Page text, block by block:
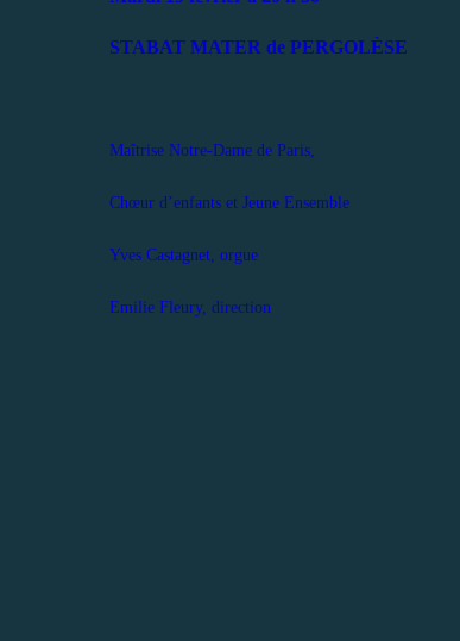
STABAT MATER de PERGOLÈSE
Maîtrise Notre-Dame de Paris,
Chœur d’enfants et Jeune Ensemble
Yves Castagnet, orgue
Emilie Fleury, direction